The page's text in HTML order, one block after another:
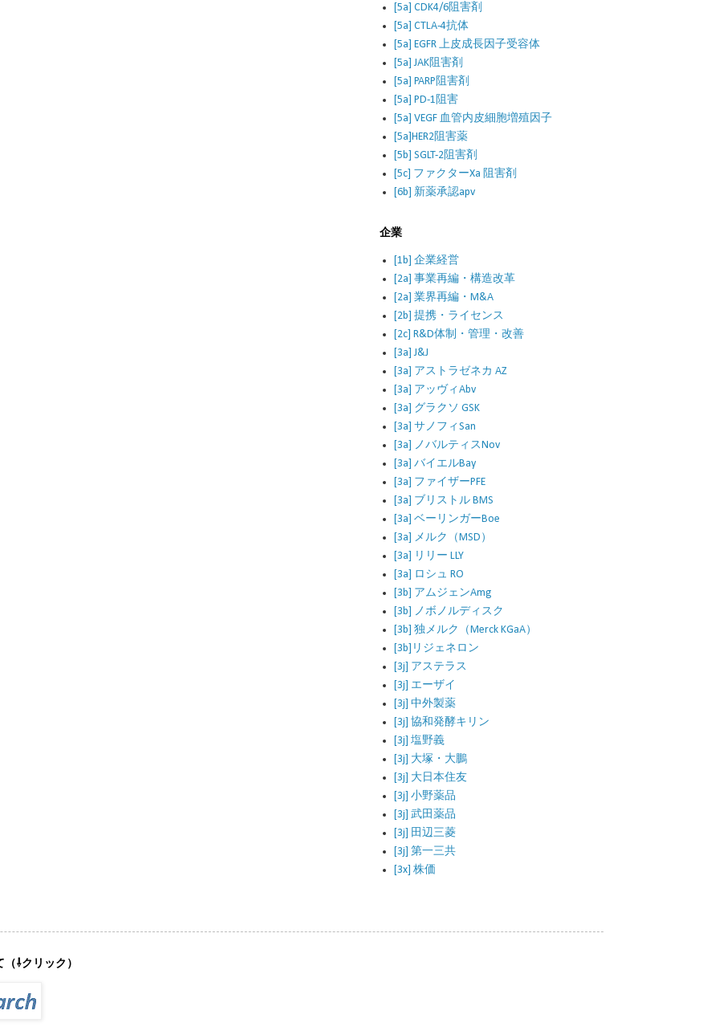
[5a] CDK4/6阻害剤
[5a] CTLA-4抗体
[5a] EGFR 上皮成長因子受容体
[5a] JAK阻害剤
[5a] PARP阻害剤
[5a] PD-1阻害
[5a] VEGF 血管内皮細胞増殖因子
[5a]HER2阻害薬
[5b] SGLT-2阻害剤
[5c] ファクターXa 阻害剤
[6b] 新薬承認apv
企業
[1b] 企業経営
[2a] 事業再編・構造改革
[2a] 業界再編・M&A
[2b] 提携・ライセンス
[2c] R&D体制・管理・改善
[3a] J&J
[3a] アストラゼネカ AZ
[3a] アッヴィAbv
[3a] グラクソ GSK
[3a] サノフィSan
[3a] ノバルティスNov
[3a] バイエルBay
[3a] ファイザーPFE
[3a] ブリストル BMS
[3a] ベーリンガーBoe
[3a] メルク（MSD）
[3a] リリー LLY
[3a] ロシュ RO
[3b] アムジェンAmg
[3b] ノボノルディスク
[3b] 独メルク（Merck KGaA）
[3b]リジェネロン
[3j] アステラス
[3j] エーザイ
[3j] 中外製薬
[3j] 協和発酵キリン
[3j] 塩野義
[3j] 大塚・大鵬
[3j] 大日本住友
[3j] 小野薬品
[3j] 武田薬品
[3j] 田辺三菱
[3j] 第一三共
[3x] 株価
⇩クリック）